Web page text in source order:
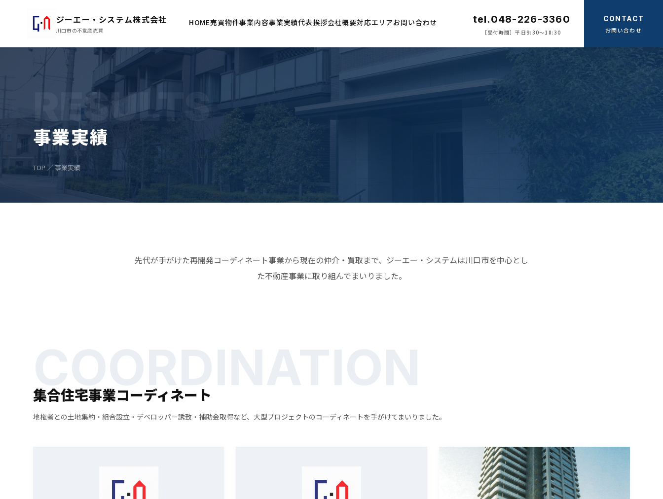
ジーエー・システム株式会社
川口市の不動産売買
HOME売買物件事業内容事業実績代表挨拶会社概要対応エリアお問い合わせ tel.048-226-3360
［受付時間］平日9:30〜18:30
CONTACT
お問い合わせ
RESULTS
事業実績
TOP ／ 事業実績
先代が手がけた再開発コーディネート事業から現在の仲介・買取まで、ジーエー・システムは川口市を中心とし
た不動産事業に取り組んでまいりました。
集合住宅事業コーディネート
地権者との土地集約・組合設立・デベロッパー誘致・補助金取得など、大型プロジェクトのコーディネートを手がけてまいりました。